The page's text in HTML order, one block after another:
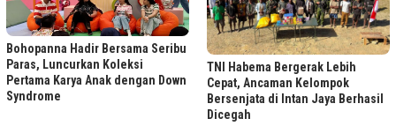
Bohopanna Hadir Bersama Seribu
Paras, Luncurkan Koleksi
Pertama Karya Anak dengan Down
Syndrome
TNI Habema Bergerak Lebih
Cepat, Ancaman Kelompok
Bersenjata di Intan Jaya Berhasil
Dicegah